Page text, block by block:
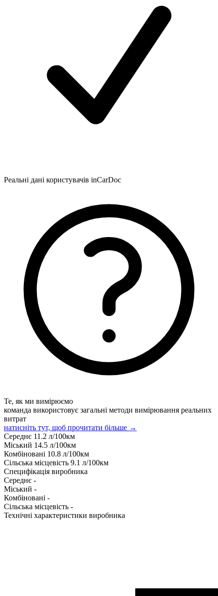
Реальні дані користувачів inCarDoc
Те, як ми вимірюємо
команда використовує загальні методи вимірювання реальних
витрат
натисніть тут, щоб прочитати більше →
Середнє 11.2 л/100км
Міський 14.5 л/100км
Комбіновані 10.8 л/100км
Сільська місцевість 9.1 л/100км
Специфікація виробника
Середнє -
Міський -
Комбіновані -
Сільська місцевість -
Технічні характеристики виробника